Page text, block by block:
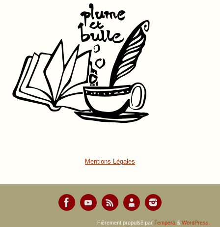
Mentions Légales
Fièrement propulsé par Tempera & WordPress.